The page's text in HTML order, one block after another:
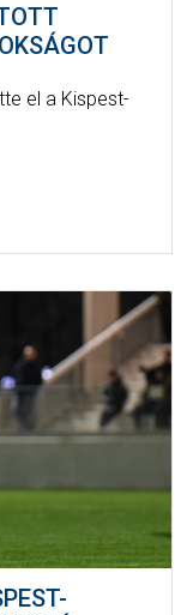
el a Kispest-